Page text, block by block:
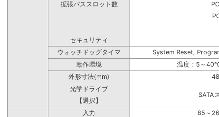
拡張バススロット数
セキュリティ
ウォッチドッグタイマ
System Reset,
動作環境
温度：5～
外形寸法(mm)
光学ドライブ
SATA
【選択】
入力 85～